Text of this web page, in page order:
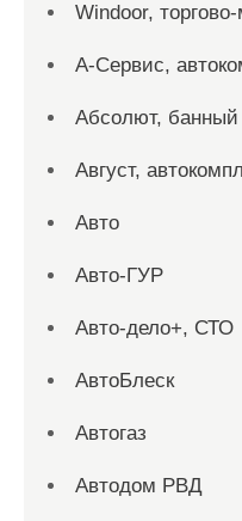
Windoor,
А-Сервис,
Абсолют, банный
Август,
Авто
Авто-ГУР
Авто-дело+, СТО
АвтоБлеск
Автогаз
Автодом РВД